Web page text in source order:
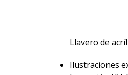
Llavero de
Ilustraciones